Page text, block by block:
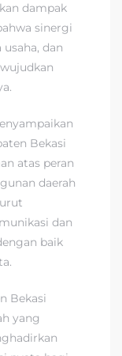
dampak
sinergi
dan
Bekasi
atas peran
daerah
dan
baik
Bekasi
yang